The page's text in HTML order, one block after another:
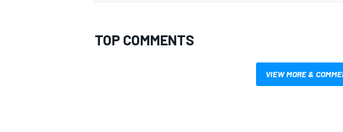
TOP COMMENTS
VIEW MORE &